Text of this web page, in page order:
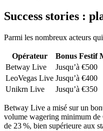
Success stories :
Parmi les nombreux acteurs
Opérateur Bonus Festif
Betway Live
Jusqu’à €500
LeoVegas Live Jusqu’à €400
Unikrn Live
Jusqu’à €350
Betway Live a misé sur un
volume wagering minimum de
de 23 %, bien supérieure aux